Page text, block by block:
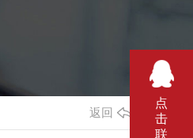
返回
点
击
联